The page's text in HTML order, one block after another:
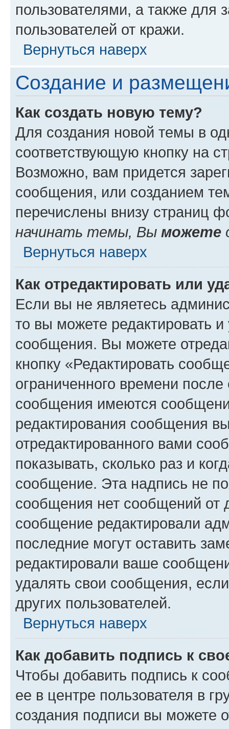
пользователями, а также для
пользователей от кражи.
Вернуться наверх
Создание и
Как создать новую тему?
Для создания новой темы в
соответствующую кнопку на
Возможно, вам придется
сообщения, или созданием
перечислены внизу страниц
начинать темы, Вы можете
Вернуться наверх
Как отредактировать или
Если вы не являетесь
то вы можете редактировать
сообщения. Вы можете
кнопку «Редактировать
ограниченного времени
сообщения имеются
редактирования сообщения
отредактированного вами
показывать, сколько раз и
сообщение. Эта надпись не
сообщения нет сообщений от
сообщение редактировали
последние могут оставить
редактировали ваше
удалять свои сообщения,
других пользователей.
Вернуться наверх
Как добавить подпись к
Чтобы добавить подпись к
ее в центре пользователя в
создания подписи вы можете